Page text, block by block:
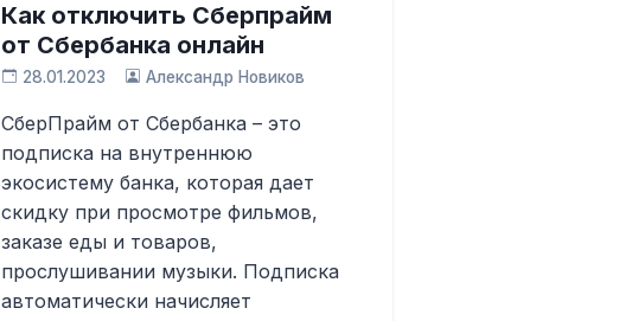
Как отключить Сберпрайм
от Сбербанка онлайн
28.01.2023 Александр Новиков
СберПрайм от Сбербанка – это
подписка на внутреннюю
экосистему банка, которая дает
скидку при просмотре фильмов,
заказе еды и товаров,
прослушивании музыки. Подписка
автоматически начисляет